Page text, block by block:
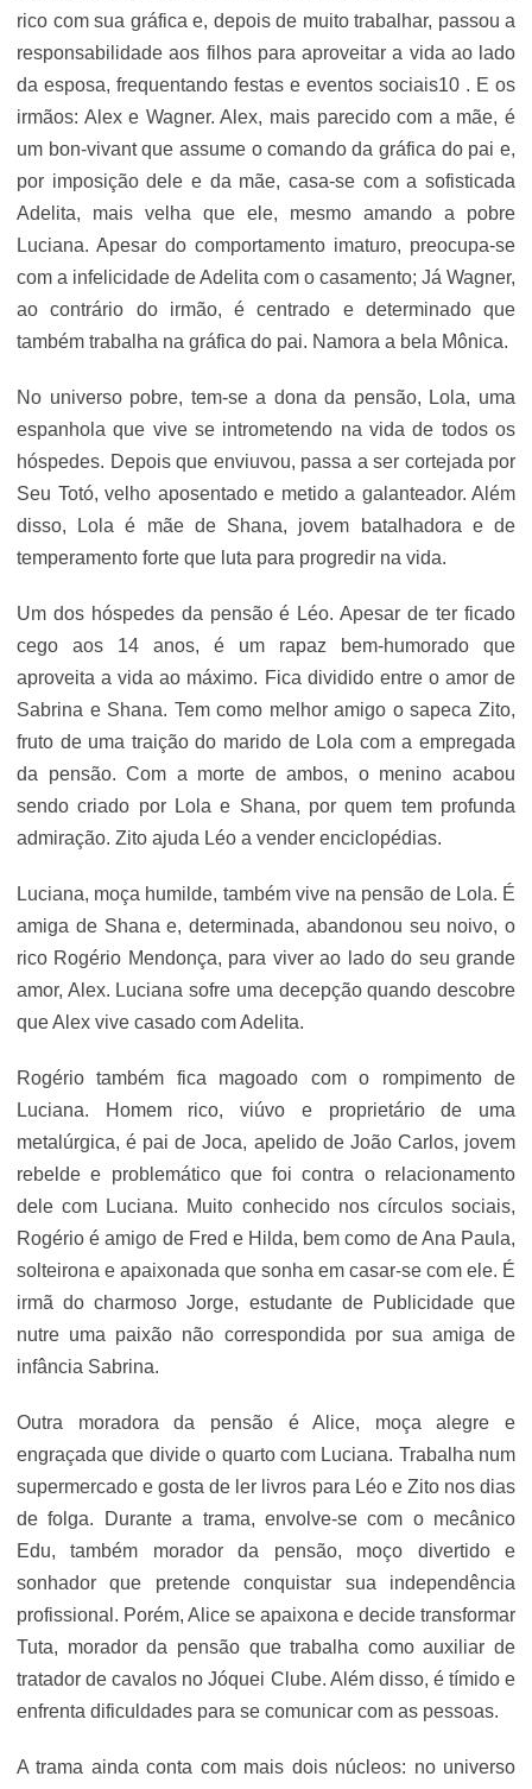
rico com sua gráfica e, depois de muito trabalhar, passou a
responsabilidade aos filhos para aproveitar a vida ao lado
da esposa, frequentando festas e eventos sociais10 . E os
irmãos: Alex e Wagner. Alex, mais parecido com a mãe, é
um bon-vivant que assume o comando da gráfica do pai e,
por imposição dele e da mãe, casa-se com a sofisticada
Adelita, mais velha que ele, mesmo amando a pobre
Luciana. Apesar do comportamento imaturo, preocupa-se
com a infelicidade de Adelita com o casamento; Já Wagner,
ao contrário do irmão, é centrado e determinado que
também trabalha na gráfica do pai. Namora a bela Mônica.
No universo pobre, tem-se a dona da pensão, Lola, uma
espanhola que vive se intrometendo na vida de todos os
hóspedes. Depois que enviuvou, passa a ser cortejada por
Seu Totó, velho aposentado e metido a galanteador. Além
disso, Lola é mãe de Shana, jovem batalhadora e de
temperamento forte que luta para progredir na vida.
Um dos hóspedes da pensão é Léo. Apesar de ter ficado
cego aos 14 anos, é um rapaz bem-humorado que
aproveita a vida ao máximo. Fica dividido entre o amor de
Sabrina e Shana. Tem como melhor amigo o sapeca Zito,
fruto de uma traição do marido de Lola com a empregada
da pensão. Com a morte de ambos, o menino acabou
sendo criado por Lola e Shana, por quem tem profunda
admiração. Zito ajuda Léo a vender enciclopédias.
Luciana, moça humilde, também vive na pensão de Lola. É
amiga de Shana e, determinada, abandonou seu noivo, o
rico Rogério Mendonça, para viver ao lado do seu grande
amor, Alex. Luciana sofre uma decepção quando descobre
que Alex vive casado com Adelita.
Rogério também fica magoado com o rompimento de
Luciana. Homem rico, viúvo e proprietário de uma
metalúrgica, é pai de Joca, apelido de João Carlos, jovem
rebelde e problemático que foi contra o relacionamento
dele com Luciana. Muito conhecido nos círculos sociais,
Rogério é amigo de Fred e Hilda, bem como de Ana Paula,
solteirona e apaixonada que sonha em casar-se com ele. É
irmã do charmoso Jorge, estudante de Publicidade que
nutre uma paixão não correspondida por sua amiga de
infância Sabrina.
Outra moradora da pensão é Alice, moça alegre e
engraçada que divide o quarto com Luciana. Trabalha num
supermercado e gosta de ler livros para Léo e Zito nos dias
de folga. Durante a trama, envolve-se com o mecânico
Edu, também morador da pensão, moço divertido e
sonhador que pretende conquistar sua independência
profissional. Porém, Alice se apaixona e decide transformar
Tuta, morador da pensão que trabalha como auxiliar de
tratador de cavalos no Jóquei Clube. Além disso, é tímido e
enfrenta dificuldades para se comunicar com as pessoas.
A trama ainda conta com mais dois núcleos: no universo